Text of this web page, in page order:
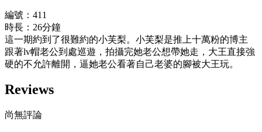
編號：411
時長：26分鐘
這一期約到了很難約的小芙梨。小芙梨是推上十萬粉的博主
跟著lv帽老公到處巡遊，拍攝完她老公想帶她走，大王直接強
硬的不允許離開，逼她老公看著自己老婆的腳被大王玩。
Reviews
尚無評論